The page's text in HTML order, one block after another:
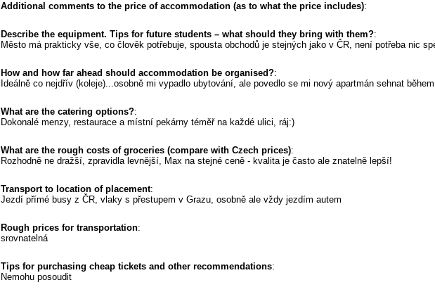
Additional comments to the price of accommodation (as to what the price includes):
Describe the equipment. Tips for future students – what should they bring with them?:
Město má prakticky vše, co člověk potřebuje, spousta obchodů je stejných jako v ČR, není potřeba nic
How and how far ahead should accommodation be organised?:
Ideálně co nejdřív (koleje)...osobně mi vypadlo ubytování, ale povedlo se mi nový apartmán sehnat
What are the catering options?:
Dokonalé menzy, restaurace a místní pekárny téměř na každé ulici, ráj:)
What are the rough costs of groceries (compare with Czech prices):
Rozhodně ne dražší, zpravidla levnější, Max na stejné ceně - kvalita je často ale znatelně lepší!
Transport to location of placement:
Jezdí přímé busy z ČR, vlaky s přestupem v Grazu, osobně ale vždy jezdím autem
Rough prices for transportation:
srovnatelná
Tips for purchasing cheap tickets and other recommendations:
Nemohu posoudit